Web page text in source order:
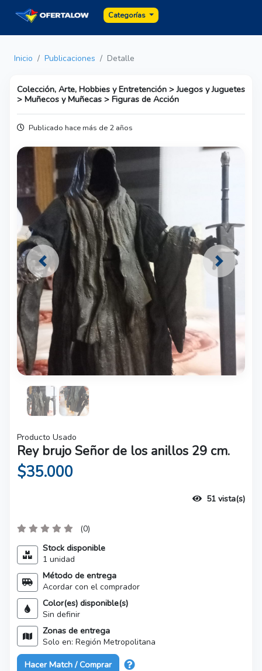
Categorías
Inicio Publicaciones Detalle
Colección, Arte, Hobbies y Entretención > Juegos y Juguetes
> Muñecos y Muñecas > Figuras de Acción
Publicado hace más de 2 años
Previous Next
Producto Usado
Rey brujo Señor de los anillos 29 cm.
$35.000
51 vista(s)
(0)
Stock disponible
1 unidad
Método de entrega
Acordar con el comprador
Color(es) disponible(s)
Sin definir
Zonas de entrega
Solo en: Región Metropolitana
Hacer Match / Comprar